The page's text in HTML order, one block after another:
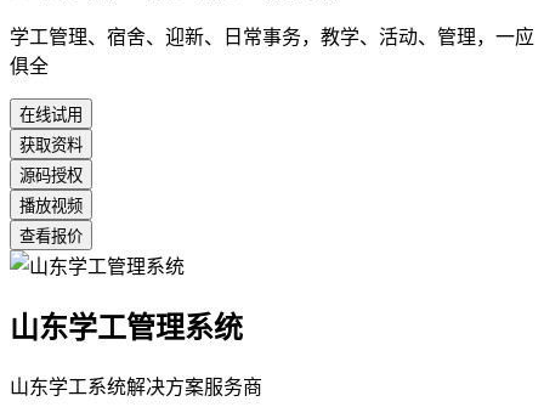
学工管理、宿舍、迎新、日常事务，教学、活动、管理，一应
俱全
在线试用
获取资料
源码授权
播放视频
查看报价
山东学工管理系统
山东学工系统解决方案服务商